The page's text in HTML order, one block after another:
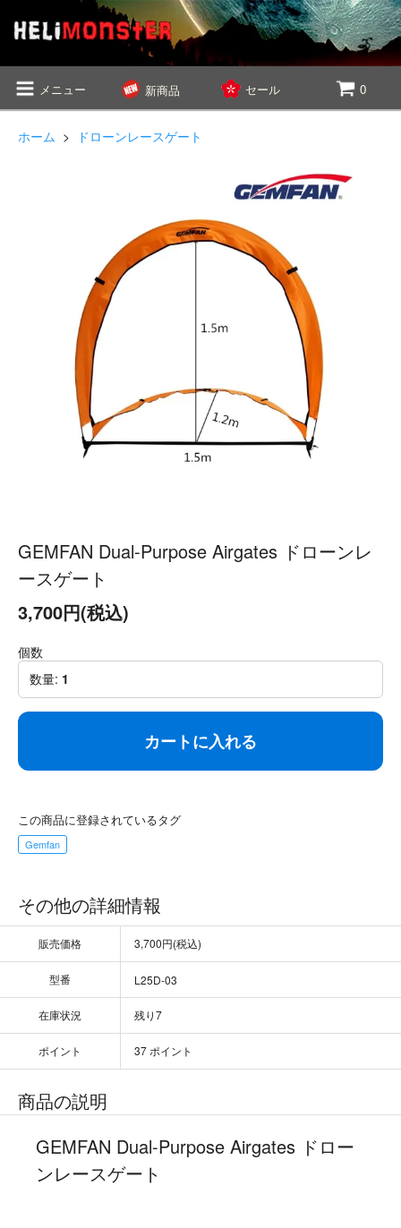
メニュー 新商品 セール 0
ホーム > ドローンレースゲート
GEMFAN Dual-Purpose Airgates ドローンレ
ースゲート
3,700円(税込)
個数
数量: 1
カートに入れる
この商品に登録されているタグ
Gemfan
その他の詳細情報
販売価格 3,700円(税込)
型番 L25D-03
在庫状況 残り7
ポイント 37 ポイント
商品の説明
GEMFAN Dual-Purpose Airgates ドロー
ンレースゲート